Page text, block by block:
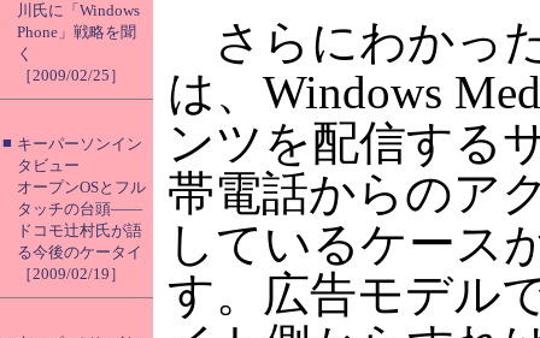
川氏に「Windows
Phone」戦略を聞
く
［2009/02/25］
■ キーパーソンイン
タビュー
オープンOSとフル
タッチの台頭――
ドコモ辻村氏が語
る今後のケータイ
［2009/02/19］
さらにわかっ
は、Windows
ンツを配信する
帯電話からのア
しているケース
す。広告モデル